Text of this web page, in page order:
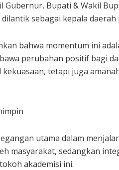
Gubernur, Bupati & Wakil
sebagai kepala daerah
bahwa momentum ini
perubahan positif bagi
tetapi juga
utama dalam
masyarakat, sedangkan
akademisi ini.